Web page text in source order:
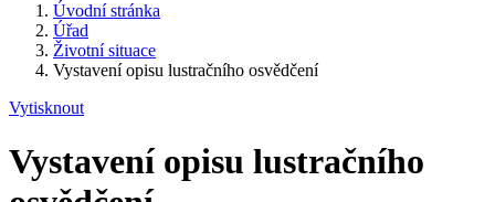
Úvodní stránka
Úřad
Životní situace
Vystavení opisu lustračního osvědčení
Vytisknout
Vystavení opisu lustračního